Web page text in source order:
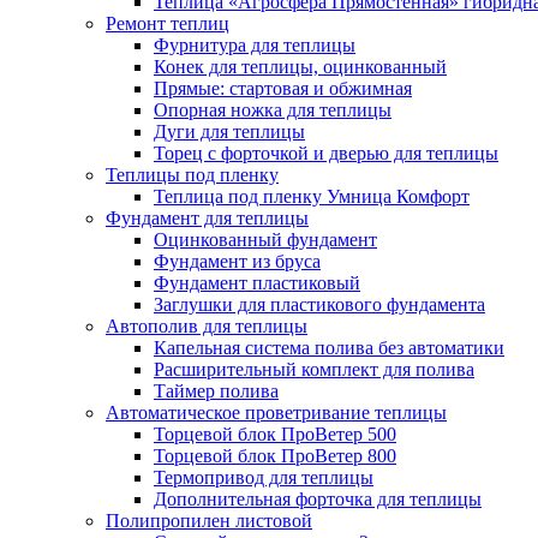
Ремонт теплиц
Фурнитура для теплицы
Конек для теплицы, оцинкованный
Прямые: стартовая и обжимная
Опорная ножка для теплицы
Дуги для теплицы
Торец с форточкой и дверью для теплицы
Теплицы под пленку
Теплица под пленку Умница Комфорт
Фундамент для теплицы
Оцинкованный фундамент
Фундамент из бруса
Фундамент пластиковый
Заглушки для пластикового фундамента
Автополив для теплицы
Капельная система полива без автоматики
Расширительный комплект для полива
Таймер полива
Автоматическое проветривание теплицы
Торцевой блок ПроВетер 500
Торцевой блок ПроВетер 800
Термопривод для теплицы
Дополнительная форточка для теплицы
Полипропилен листовой